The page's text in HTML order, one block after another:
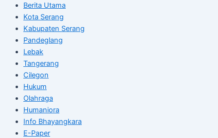
Berita Utama
Kota Serang
Kabupaten Serang
Pandeglang
Lebak
Tangerang
Cilegon
Hukum
Olahraga
Humaniora
Info Bhayangkara
E-Paper